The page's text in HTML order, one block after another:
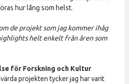
hur lång som helst.
de projekt som jag kommer ihåg
helt enkelt från åren som
för Forskning och Kultur
projekten tycker jag har varit